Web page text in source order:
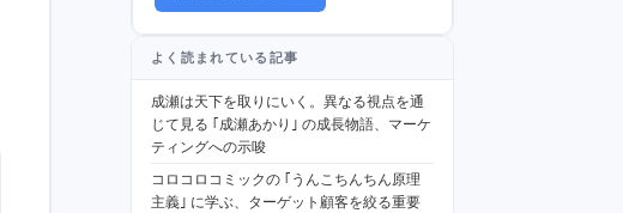
よく読まれている記事
成瀬は天下を取りにいく。異なる視点を通
じて見る ｢成瀬あかり｣ の成長物語、マーケ
ティングへの示唆
コロコロコミックの ｢うんこちんちん原理
主義｣ に学ぶ、ターゲット顧客を絞る重要